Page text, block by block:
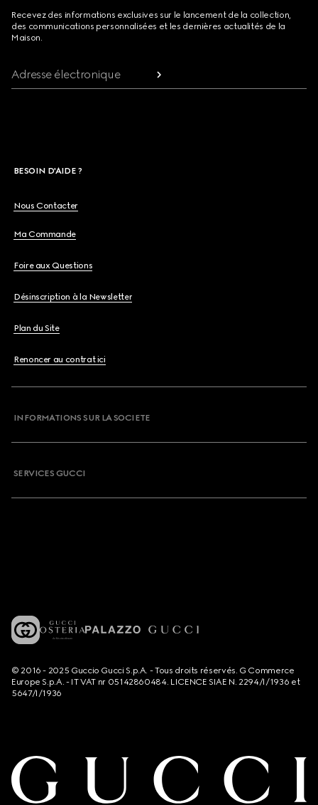
Recevez des informations exclusives sur le lancement de la collection,
des communications personnalisées et les dernières actualités de la
Maison.
Adresse électronique
BESOIN D'AIDE ?
Nous Contacter
Ma Commande
Foire aux Questions
Désinscription à la Newsletter
Plan du Site
Renoncer au contrat ici
INFORMATIONS SUR LA SOCIETE
SERVICES GUCCI
© 2016 - 2025 Guccio Gucci S.p.A. - Tous droits réservés. G Commerce
Europe S.p.A. - IT VAT nr 05142860484. LICENCE SIAE N. 2294/I/1936 et
5647/I/1936